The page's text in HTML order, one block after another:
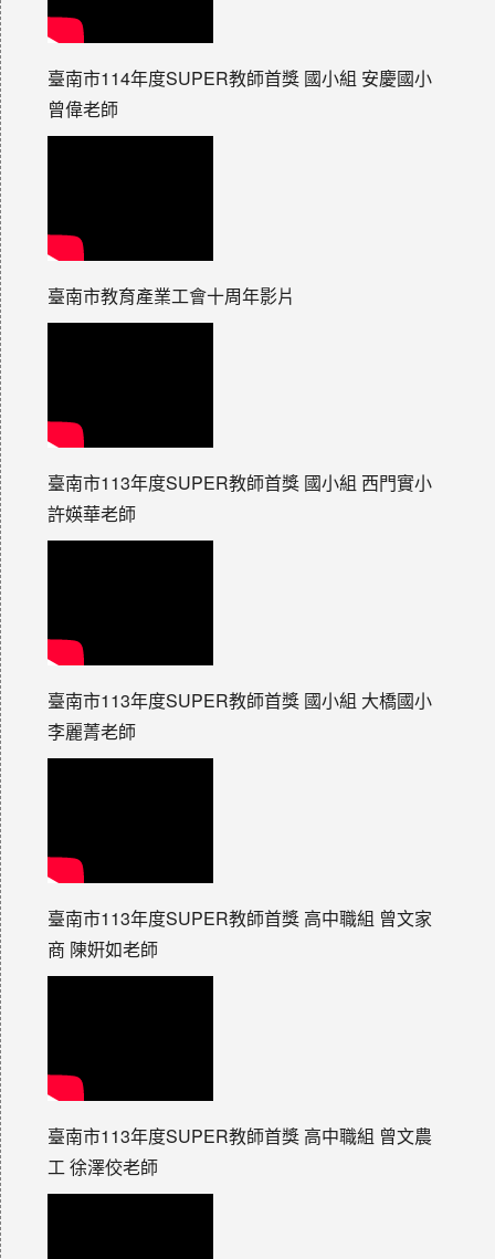
臺南市114年度SUPER教師首獎 國小組 安慶國小
曾偉老師
臺南市教育產業工會十周年影片
臺南市113年度SUPER教師首獎 國小組 西門實小
許媖華老師
臺南市113年度SUPER教師首獎 國小組 大橋國小
李麗菁老師
臺南市113年度SUPER教師首獎 高中職組 曾文家
商 陳姸如老師
臺南市113年度SUPER教師首獎 高中職組 曾文農
工 徐澤佼老師